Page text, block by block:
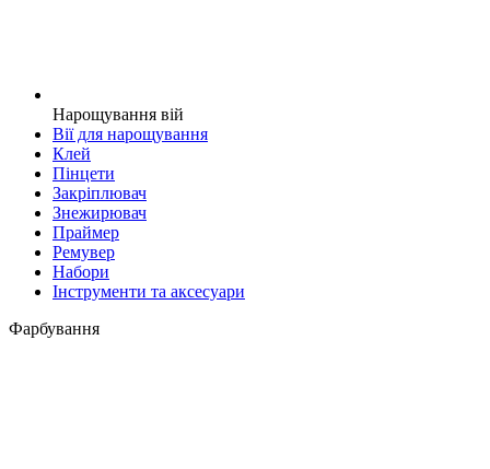
Нарощування вій
Вії для нарощування
Клей
Пінцети
Закріплювач
Знежирювач
Праймер
Ремувер
Набори
Інструменти та аксесуари
Фарбування